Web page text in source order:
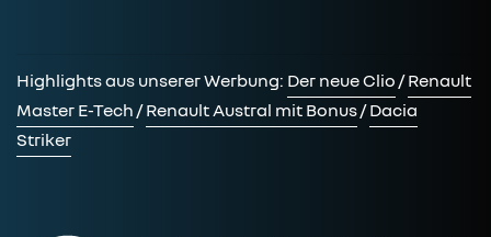
Highlights aus unserer Werbung: Der neue Clio /Renault
Master E-Tech /Renault Austral mit Bonus/Dacia
Striker